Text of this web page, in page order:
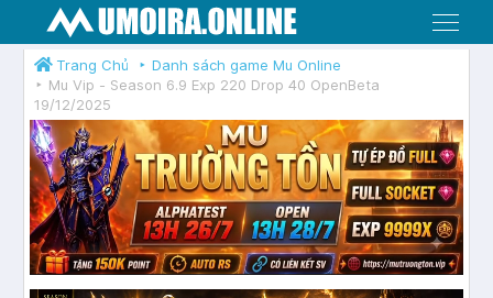
Menu
Trang Chủ
Danh sách game Mu Online
Mu Vip - Season 6.9 Exp 220 Drop 40 OpenBeta
19/12/2025